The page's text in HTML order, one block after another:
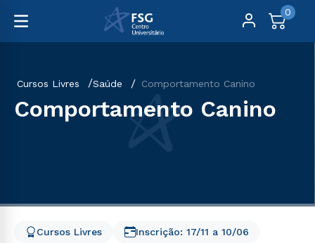
0
Cursos Livres Saúde Comportamento Canino
Comportamento Canino
Cursos Livres
Inscrição: 17/11 a 10/06